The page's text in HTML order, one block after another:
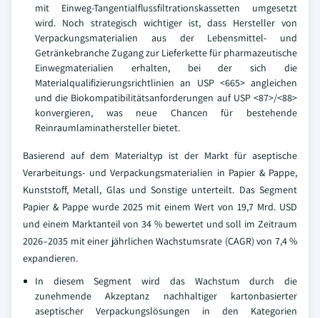
mit Einweg-Tangentialflussfiltrationskassetten umgesetzt
wird. Noch strategisch wichtiger ist, dass Hersteller von
Verpackungsmaterialien aus der Lebensmittel- und
Getränkebranche Zugang zur Lieferkette für pharmazeutische
Einwegmaterialien erhalten, bei der sich die
Materialqualifizierungsrichtlinien an USP <665> angleichen
und die Biokompatibilitätsanforderungen auf USP <87>/<88>
konvergieren, was neue Chancen für bestehende
Reinraumlaminathersteller bietet.
Basierend auf dem Materialtyp ist der Markt für aseptische
Verarbeitungs- und Verpackungsmaterialien in Papier & Pappe,
Kunststoff, Metall, Glas und Sonstige unterteilt. Das Segment
Papier & Pappe wurde 2025 mit einem Wert von 19,7 Mrd. USD
und einem Marktanteil von 34 % bewertet und soll im Zeitraum
2026–2035 mit einer jährlichen Wachstumsrate (CAGR) von 7,4 %
expandieren.
In diesem Segment wird das Wachstum durch die
zunehmende Akzeptanz nachhaltiger kartonbasierter
aseptischer Verpackungslösungen in den Kategorien